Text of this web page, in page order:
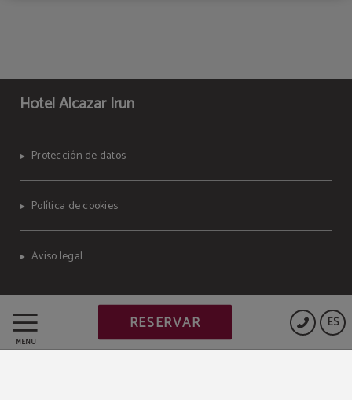
MENÚ
ES
RESERVAR
Hotel Alcazar Irun
Protección de datos
Política de cookies
Aviso legal
Powered by Keytel
Compra segura